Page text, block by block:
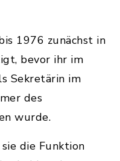
1976 zunächst in
bevor ihr im
Sekretärin im
des
wurde.
die Funktion